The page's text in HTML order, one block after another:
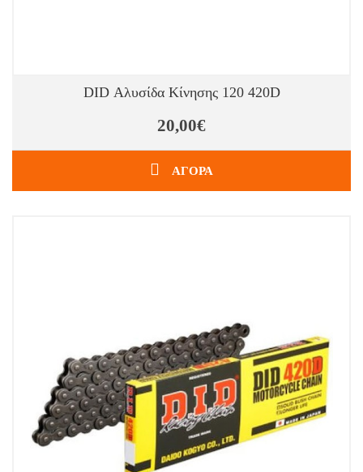
DID Αλυσίδα Κίνησης 120 420D
20,00€
ΑΓΟΡΑ